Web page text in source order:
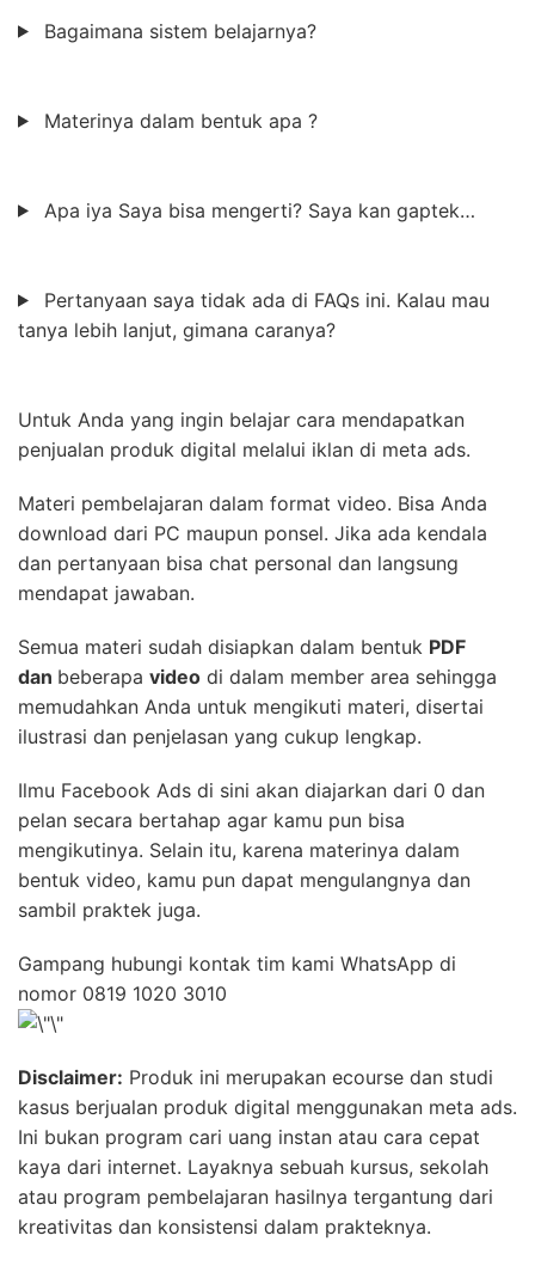
Bagaimana sistem belajarnya?
Materinya dalam bentuk apa ?
Apa iya Saya bisa mengerti? Saya kan gaptek…
Pertanyaan saya tidak ada di FAQs ini. Kalau mau
tanya lebih lanjut, gimana caranya?
Untuk Anda yang ingin belajar cara mendapatkan
penjualan produk digital melalui iklan di meta ads.
Materi pembelajaran dalam format video. Bisa Anda
download dari PC maupun ponsel. Jika ada kendala
dan pertanyaan bisa chat personal dan langsung
mendapat jawaban.
Semua materi sudah disiapkan dalam bentuk PDF
dan beberapa video di dalam member area sehingga
memudahkan Anda untuk mengikuti materi, disertai
ilustrasi dan penjelasan yang cukup lengkap.
Ilmu Facebook Ads di sini akan diajarkan dari 0 dan
pelan secara bertahap agar kamu pun bisa
mengikutinya. Selain itu, karena materinya dalam
bentuk video, kamu pun dapat mengulangnya dan
sambil praktek juga.
Gampang hubungi kontak tim kami WhatsApp di
nomor 0819 1020 3010
Disclaimer: Produk ini merupakan ecourse dan studi
kasus berjualan produk digital menggunakan meta ads.
Ini bukan program cari uang instan atau cara cepat
kaya dari internet. Layaknya sebuah kursus, sekolah
atau program pembelajaran hasilnya tergantung dari
kreativitas dan konsistensi dalam prakteknya.